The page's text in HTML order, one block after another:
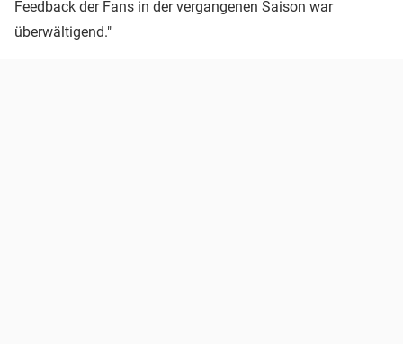
Feedback der Fans in der vergangenen Saison war
überwältigend."